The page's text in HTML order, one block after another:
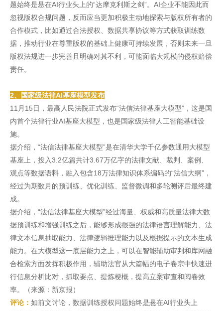
题始终是悬在AI行业头上的“达摩克利斯之剑”。AI企业不能因此而
忽视版权合规问题，反而应当更加积极主动地探索与版权所有者的
合作模式，比如通过合法授权、数据共享协议等方式获取训练数
据，推动行业在尊重版权的基础上健康可持续发展，否则未来一旦
版权法规进一步完善且明确对其不利，可能面临大规模的侵权赔偿
责任。
2、国家级法律AI基座模型发布
11月15日，最高人民法院正式发布“法信法律基座大模型”，这是国
内首个法律行业AI基座大模型，也是国家级法律人工智能基础设
施。
据介绍，“法信法律基座大模型”是在清华大学千亿参数通用大模型
基座上，投入3.2亿篇共计3.67万亿字的法律文献、裁判、案例、
观点等数据语料，融入包含18万法律知识体系编码的“法信大纲”，
经过为期数月的预训练、优化训练、监督微调和多轮测评后最终建
成。
据介绍，“法信法律基座大模型”经过海量、权威和高质量法律大数
据预训练和增强训练之后，能够形成很强的法律语言理解能力、法
律文本信息抽取能力、法律逻辑推理能力以及根据提示的文本生成
能力。在大模型这一底层能力之上，可以在智能辅助审判和库网融
合检索方面发挥积极作用，辅助法官从大篇幅的电子卷宗中快速进
行信息分析比对，抓取要点、提炼梗概，提高立案审查和阅卷效
率。（来源：新京报）
评论： 如前文讨论，数据训练授权问题始终是悬在AI行业头上